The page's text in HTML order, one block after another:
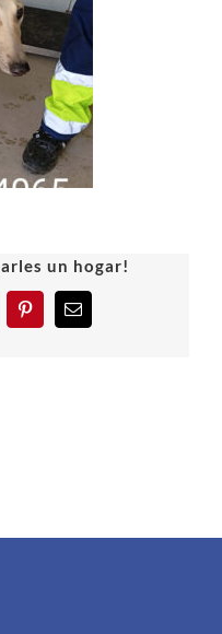
un hogar!
PinterestCorreo